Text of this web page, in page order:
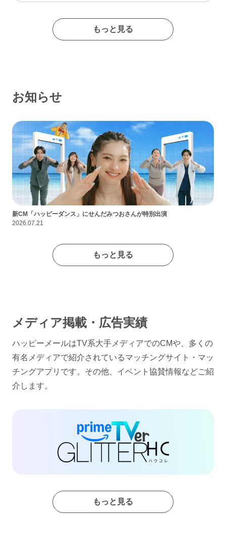
たイメージの出会い系サイトであるなんて思わなかったな…
もっと見る
お知らせ
新CM「ハッピーダンス」にせんだみつおさんが特別出演
2026.07.21
もっと見る
メディア掲載・広告実績
ハッピーメールはTV系大手メディアでのCMや、多くの
有名メディアで紹介されているマッチングサイト・マッ
チングアプリです。その他、イベント協賛情報などご紹
介します。
もっと見る